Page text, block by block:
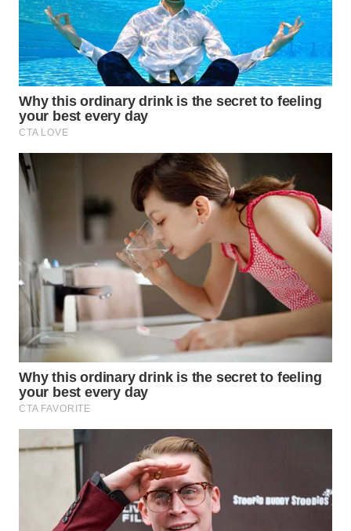
WAHANA
NEWS
WAHANA
TANI
WAHANA
INFRASTRUKTUR
WAHANA
KONSUMEN
WAHANA
LISTRIK
WAHANA
TRAVEL
WAHANA
TV
WAHANANEWS
ID